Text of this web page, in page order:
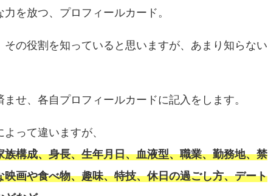
を放つ、プロフィールカード。
の役割を知っていると思いますが、あまり知らない
せ、各自プロフィールカードに記入をします。
って違いますが、
族構成、身長、生年月日、血液型、職業、勤務地、禁
画や食べ物、趣味、特技、休日の過ごし方、デート